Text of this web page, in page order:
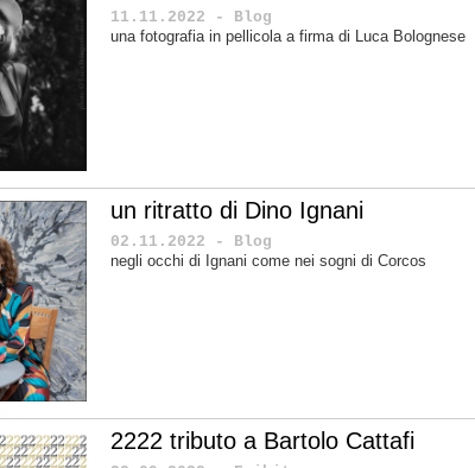
11.11.2022 - Blog
una fotografia in pellicola a firma di Luca Bolognese
un ritratto di Dino Ignani
02.11.2022 - Blog
negli occhi di Ignani come nei sogni di Corcos
2222 tributo a Bartolo Cattafi